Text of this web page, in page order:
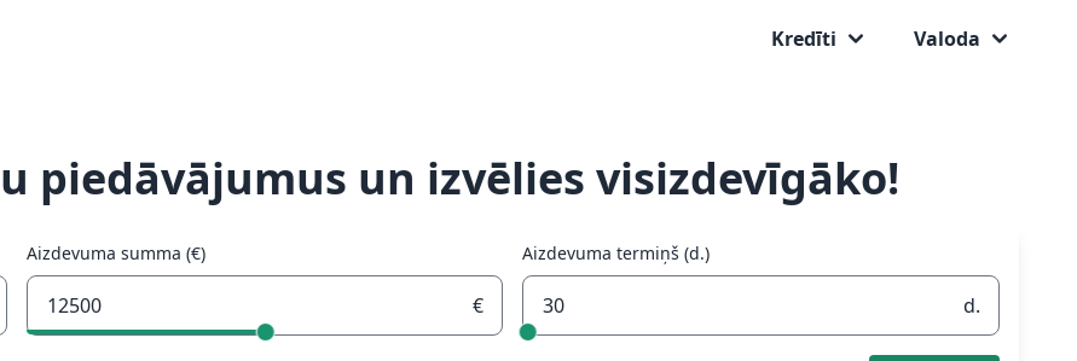
Kredīti Valoda
piedāvājumus un izvēlies visizdevīgāko!
Aizdevuma summa (€)
€
Aizdevuma termiņš (d.)
d.